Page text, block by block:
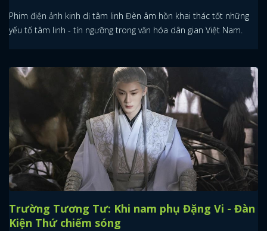
Phim điện ảnh kinh dị tâm linh Đèn âm hồn khai thác tốt những
yếu tố tâm linh - tín ngưỡng trong văn hóa dân gian Việt Nam.
Trường Tương Tư: Khi nam phụ Đặng Vi - Đàn
Kiện Thứ chiếm sóng